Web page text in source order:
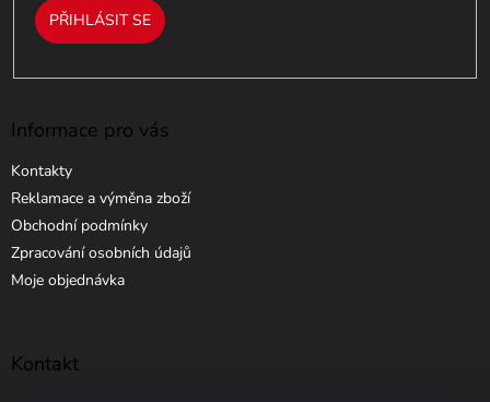
PŘIHLÁSIT SE
Informace pro vás
Kontakty
Reklamace a výměna zboží
Obchodní podmínky
Zpracování osobních údajů
Moje objednávka
Kontakt